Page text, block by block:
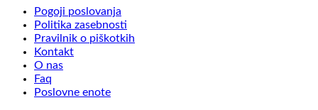
Pogoji poslovanja
Politika zasebnosti
Pravilnik o piškotkih
Kontakt
O nas
Faq
Poslovne enote